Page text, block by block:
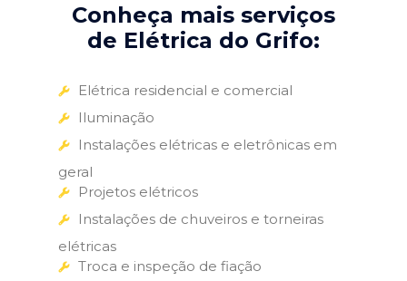
Conheça mais serviços
de Elétrica do Grifo:
Elétrica residencial e comercial
Iluminação
Instalações elétricas e eletrônicas em
geral
Projetos elétricos
Instalações de chuveiros e torneiras
elétricas
Troca e inspeção de fiação